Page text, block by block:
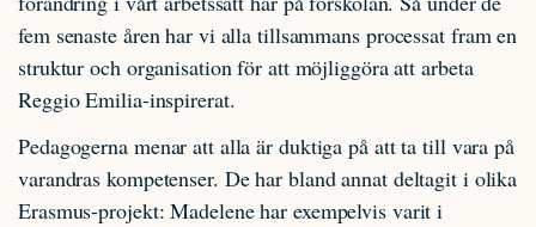
fem senaste åren har vi alla tillsammans processat fram en
struktur och organisation för att möjliggöra att arbeta
Reggio Emilia-inspirerat.
Pedagogerna menar att alla är duktiga på att ta till vara på
varandras kompetenser. De har bland annat deltagit i olika
Erasmus-projekt: Madelene har exempelvis varit i